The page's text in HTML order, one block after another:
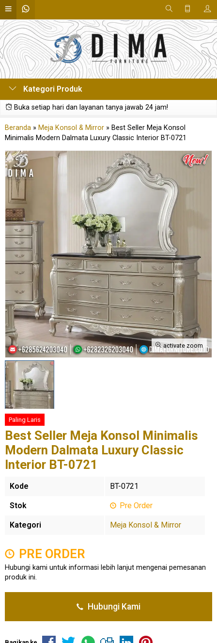
Kategori Produk
Buka setiap hari dan layanan tanya jawab 24 jam!
Beranda » Meja Konsol & Mirror » Best Seller Meja Konsol
Minimalis Modern Dalmata Luxury Classic Interior BT-0721
activate zoom
Paling Laris
Best Seller Meja Konsol Minimalis
Modern Dalmata Luxury Classic
Interior BT-0721
Kode BT-0721
Stok Pre Order
Kategori Meja Konsol & Mirror
PRE ORDER
Hubungi kami untuk informasi lebih lanjut mengenai pemesanan
produk ini.
Hubungi Kami